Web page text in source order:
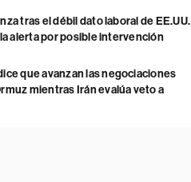
tras el débil dato laboral de EE.UU.
alerta por posible intervención
que avanzan las negociaciones
mientras Irán evalúa veto a